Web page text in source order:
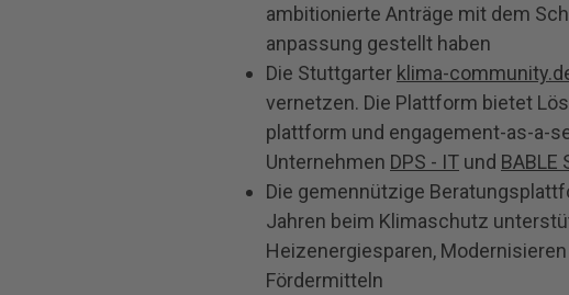
ambitionierte Anträge mit dem
anpassung gestellt haben
Die Stuttgarter klima-
vernetzen. Die Plattform bietet
plattform und engagement-as-a-
Unternehmen DPS - IT und BABLE
Die gemennützige
Jahren beim Klimaschutz
Heizenergiesparen,
Fördermitteln